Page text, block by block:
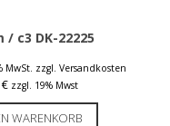
/ c3 DK-22225
MwSt. zzgl. Versandkosten
€ zzgl. 19% Mwst
WARENKORB